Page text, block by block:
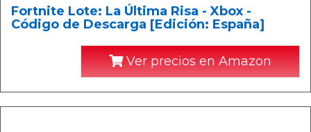
Fortnite Lote: La Última Risa - Xbox -
Código de Descarga [Edición: España]
Ver precios en Amazon